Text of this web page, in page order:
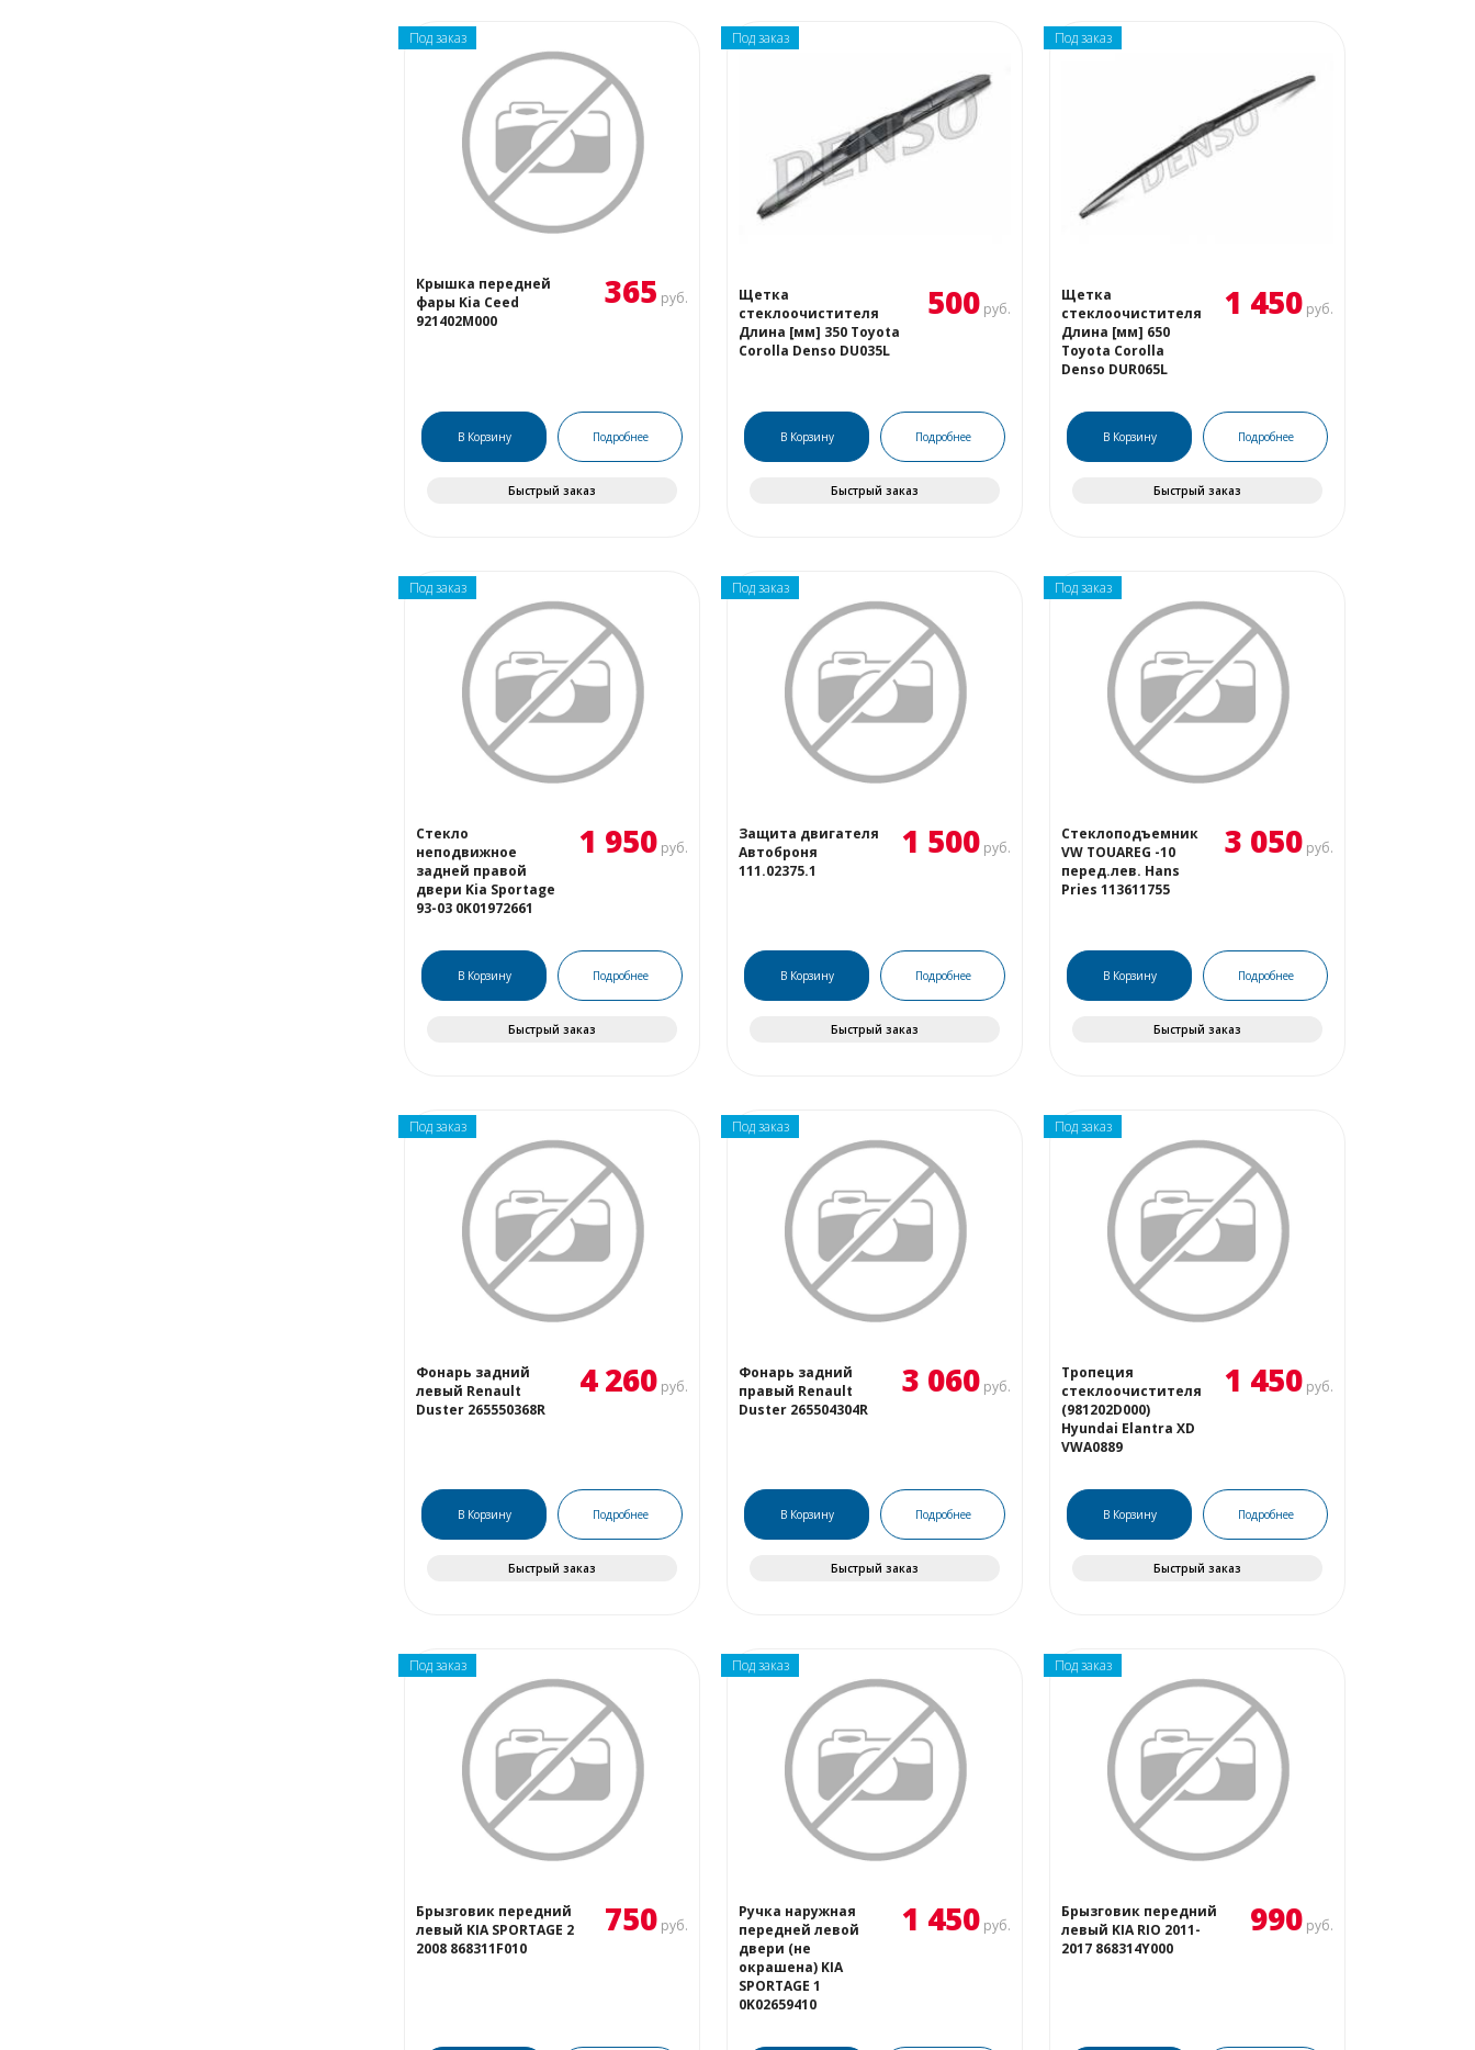
Под заказ
Крышка передней
фары Kia Ceed
921402M000
365 руб.
В Корзину Подробнее
Быстрый заказ
Под заказ
Щетка
стеклоочистителя
Длина [мм] 350 Toyota
Corolla Denso DU035L
500 руб.
В Корзину Подробнее
Быстрый заказ
Под заказ
Щетка
стеклоочистителя
Длина [мм] 650
Toyota Corolla
Denso DUR065L
1 450 руб.
В Корзину Подробнее
Быстрый заказ
Под заказ
Стекло
неподвижное
задней правой
двери Kia Sportage
93-03 0K01972661
1 950 руб.
В Корзину Подробнее
Быстрый заказ
Под заказ
Защита двигателя
Автоброня
111.02375.1
1 500 руб.
В Корзину Подробнее
Быстрый заказ
Под заказ
Стеклоподъемник
VW TOUAREG -10
перед.лев. Hans
Pries 113611755
3 050 руб.
В Корзину Подробнее
Быстрый заказ
Под заказ
Фонарь задний
левый Renault
Duster 265550368R
4 260 руб.
В Корзину Подробнее
Быстрый заказ
Под заказ
Фонарь задний
правый Renault
Duster 265504304R
3 060 руб.
В Корзину Подробнее
Быстрый заказ
Под заказ
Тропеция
стеклоочистителя
(981202D000)
Hyundai Elantra XD
VWA0889
1 450 руб.
В Корзину Подробнее
Быстрый заказ
Под заказ
Брызговик передний
левый KIA SPORTAGE 2
2008 868311F010
750 руб.
Под заказ
Ручка наружная
передней левой
двери (не
окрашена) KIA
SPORTAGE 1
0K02659410
1 450 руб.
Под заказ
Брызговик передний
левый KIA RIO 2011-
2017 868314Y000
990 руб.